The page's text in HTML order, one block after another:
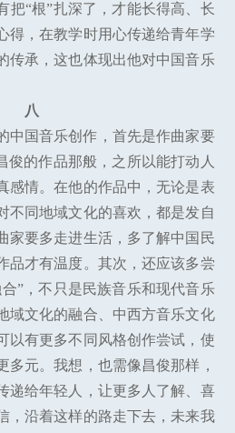
把“根”扎深了，才能长得高、长
得，在教学时用心传递给青年学
传承，这也体现出他对中国音乐
八
中国音乐创作，首先是作曲家要
俊的作品那般，之所以能打动人
感情。在他的作品中，无论是表
不同地域文化的喜欢，都是发自
家要多走进生活，多了解中国民
品才有温度。其次，还应该多尝
”，不只是民族音乐和现代音乐
域文化的融合、中西方音乐文化
以有更多不同风格创作尝试，使
多元。我想，也需像昌俊那样，
递给年轻人，让更多人了解、喜
，沿着这样的路走下去，未来我